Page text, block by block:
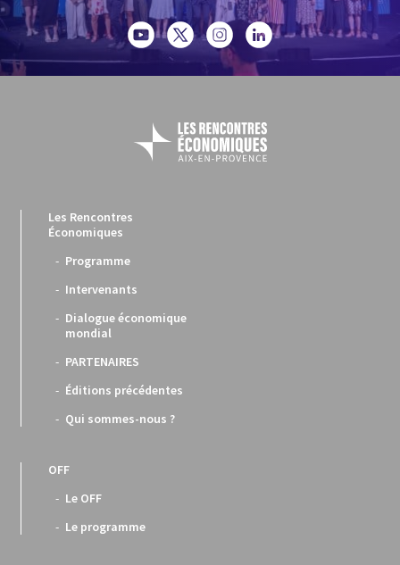
Les Rencontres
Économiques
Programme
Intervenants
Dialogue économique
mondial
PARTENAIRES
Éditions précédentes
Qui sommes-nous ?
OFF
Le OFF
Le programme